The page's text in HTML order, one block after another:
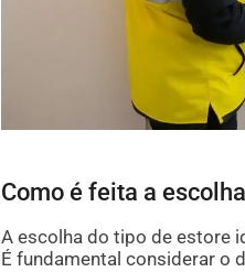
Como é feita a
A escolha do tipo de estore
É fundamental considerar o